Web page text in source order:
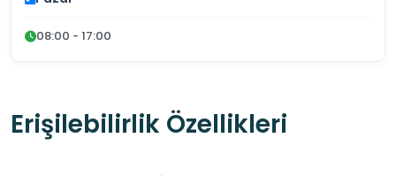
08:00 - 17:00
Erişilebilirlik Özellikleri